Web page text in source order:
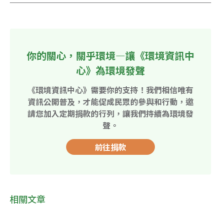
你的關心，關乎環境—讓《環境資訊中
心》為環境發聲
《環境資訊中心》需要你的支持！我們相信唯有
資訊公開普及，才能促成民眾的參與和行動，邀
請您加入定期捐款的行列，讓我們持續為環境發
聲。
前往捐款
相關文章